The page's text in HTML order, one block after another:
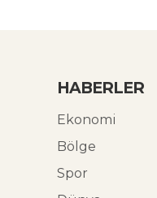
HABERLER
Ekonomi
Bölge
Spor